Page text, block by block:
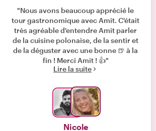
"Nous avons beaucoup apprécié le
tour gastronomique avec Amit. C'était
très agréable d'entendre Amit parler
de la cuisine polonaise, de la sentir et
de la déguster avec une bonne 🍺 à la
fin ! Merci Amit ! 👍"
Lire la suite
Nicole